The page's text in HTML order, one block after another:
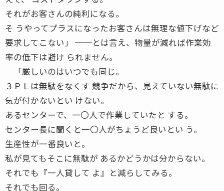
それがお客さんの純利になる。
そ うやってプラスになったお客さんは無理な値下げなど
要求してこない」 ──とは言え、物量が減れば作業効
率の低下は避け られません。
「厳しいのはいつでも同じ。
３ＰＬは無駄をなくす 競争だから、見えていない無駄に
気が付かないとい けない。
あるセンターで、一〇人で作業していたと する。
センター長に聞くと一〇人がちょうど良いとい う。
生産性が一番良いと。
私が見てもそこに無駄が あるかどうかは分からない。
それでも『一人貸して よ』と減らしてみる。
それでも回る。